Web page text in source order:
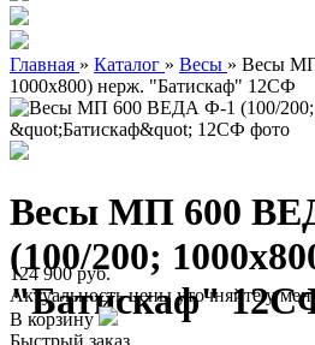
Главная » Каталог » Весы » Весы
1000х800) нерж. "Батискаф" 12СФ
Весы МП 600
(100/200;
"Батискаф"
124 900 руб.
Актуальность цены уточняйте у
В корзину
Быстрый заказ